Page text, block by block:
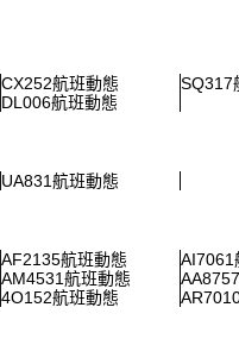
CX252航班動態
SQ317
DL006航班動態
UA831航班動態
AF2135航班動態
AI7061
AM4531航班動態
4O152航班動態